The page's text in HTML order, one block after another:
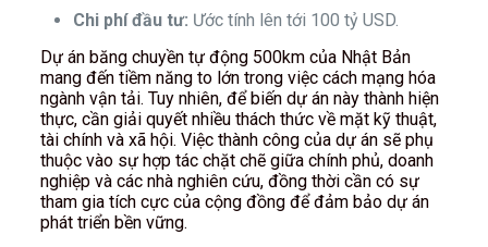
Chi phí đầu tư: Ước tính lên tới 100 tỷ USD.
Dự án băng chuyền tự động 500km của Nhật Bản
mang đến tiềm năng to lớn trong việc cách mạng hóa
ngành vận tải. Tuy nhiên, để biến dự án này thành hiện
thực, cần giải quyết nhiều thách thức về mặt kỹ thuật,
tài chính và xã hội. Việc thành công của dự án sẽ phụ
thuộc vào sự hợp tác chặt chẽ giữa chính phủ, doanh
nghiệp và các nhà nghiên cứu, đồng thời cần có sự
tham gia tích cực của cộng đồng để đảm bảo dự án
phát triển bền vững.